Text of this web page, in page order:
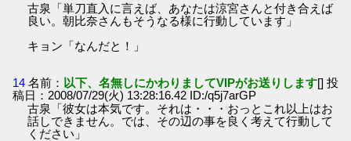
古泉「単刀直入に言えば、あなたは涼宮さんと付き合えば
良い。朝比奈さんもそうなる様に行動しています」
キョン「なんだと！」
14 名前： 以下、名無しにかわりましてVIPがお送りします[] 投
稿日：2008/07/29(火) 13:28:16.42 ID:/q5j7arGP
古泉「彼女は本気です。それは・・・おっとこれ以上はお
話しできません。では、その辺の事を良く考えて行動して
ください」